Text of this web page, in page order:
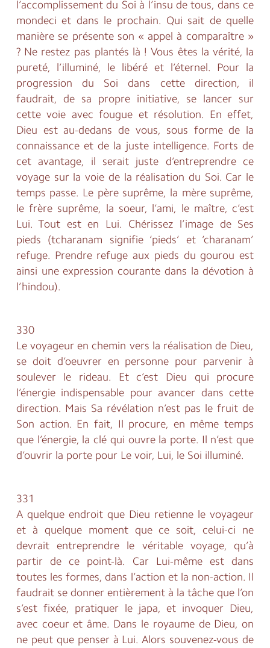
l’accomplissement du Soi à l’insu de tous, dans ce
mondeci et dans le prochain. Qui sait de quelle
manière se présente son « appel à comparaître »
? Ne restez pas plantés là ! Vous êtes la vérité, la
pureté, l’illuminé, le libéré et l’éternel. Pour la
progression du Soi dans cette direction, il
faudrait, de sa propre initiative, se lancer sur
cette voie avec fougue et résolution. En effet,
Dieu est au-dedans de vous, sous forme de la
connaissance et de la juste intelligence. Forts de
cet avantage, il serait juste d’entreprendre ce
voyage sur la voie de la réalisation du Soi. Car le
temps passe. Le père suprême, la mère suprême,
le frère suprême, la soeur, l’ami, le maître, c’est
Lui. Tout est en Lui. Chérissez l’image de Ses
pieds (tcharanam signifie ‘pieds’ et ‘charanam’
refuge. Prendre refuge aux pieds du gourou est
ainsi une expression courante dans la dévotion à
l’hindou).
330
Le voyageur en chemin vers la réalisation de Dieu,
se doit d’oeuvrer en personne pour parvenir à
soulever le rideau. Et c’est Dieu qui procure
l’énergie indispensable pour avancer dans cette
direction. Mais Sa révélation n’est pas le fruit de
Son action. En fait, Il procure, en même temps
que l’énergie, la clé qui ouvre la porte. Il n’est que
d’ouvrir la porte pour Le voir, Lui, le Soi illuminé.
331
A quelque endroit que Dieu retienne le voyageur
et à quelque moment que ce soit, celui-ci ne
devrait entreprendre le véritable voyage, qu’à
partir de ce point-là. Car Lui-même est dans
toutes les formes, dans l’action et la non-action. Il
faudrait se donner entièrement à la tâche que l’on
s’est fixée, pratiquer le japa, et invoquer Dieu,
avec coeur et âme. Dans le royaume de Dieu, on
ne peut que penser à Lui. Alors souvenez-vous de